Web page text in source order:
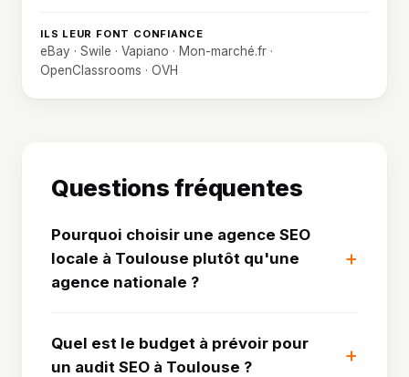
ILS LEUR FONT CONFIANCE
eBay · Swile · Vapiano · Mon-marché.fr ·
OpenClassrooms · OVH
Questions fréquentes
Pourquoi choisir une agence SEO
locale à Toulouse plutôt qu'une
agence nationale ?
Quel est le budget à prévoir pour
un audit SEO à Toulouse ?